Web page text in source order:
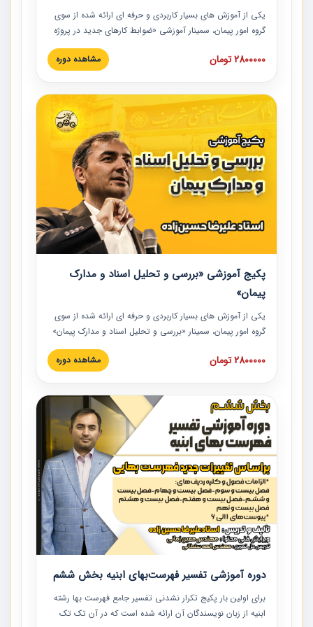
یکی از آموزش‏‏‏‏‏‏ های بسیار کاربردی و حرفه‏ ای ارائه شده از سوی
گروه امور پیمان، سمینار آموزشی «ضوابط کارهای جدید در پروژه
های عمرانی» چالش ها، تخلفات و راه حل ها با نگرش قراردادی
است که در محل سندیکای شرکت های ساختمانی کشور ارائه شد.
مدارک پیمان به همراه تجربیات عملی ارائه شده است.
2800000 تومان مشاهده دوره
پکیج آموزشی «بررسی و تحلیل اسناد و مدارک
پیمان»
یکی از آموزش‏‏‏‏‏‏ های بسیار کاربردی و حرفه‏ ای ارائه شده از سوی
گروه امور پیمان، سمینار «بررسی و تحلیل اسناد و مدارک پیمان»
است که در دانشگاه صنعتی شریف ارائه شد. در این آموزش
نکات کلیدی مربوط به اسناد و مدارک پیمان، اولویت بندی اسناد
پیمان به همراه تجربیات عملی در این خصوص ارائه شده است.
2800000 تومان مشاهده دوره
دوره آموزشی تفسیر فهرست‌بهای ابنیه بخش ششم
برای اولین بار پکیج تکرار نشدنی تفسیر جامع فهرست بها رشته
ابنیه از زبان نویسندگان آن ارائه شده است که در آن تک تک